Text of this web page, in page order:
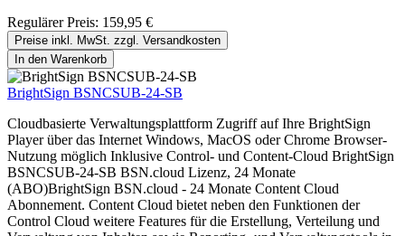
Regulärer Preis: 159,95 €
Preise inkl. MwSt. zzgl. Versandkosten
In den Warenkorb
BrightSign BSNCSUB-24-SB
Cloudbasierte Verwaltungsplattform Zugriff auf Ihre BrightSign
Player über das Internet Windows, MacOS oder Chrome Browser-
Nutzung möglich Inklusive Control- und Content-Cloud BrightSign
BSNCSUB-24-SB BSN.cloud Lizenz, 24 Monate
(ABO)BrightSign BSN.cloud - 24 Monate Content Cloud
Abonnement. Content Cloud bietet neben den Funktionen der
Control Cloud weitere Features für die Erstellung, Verteilung und